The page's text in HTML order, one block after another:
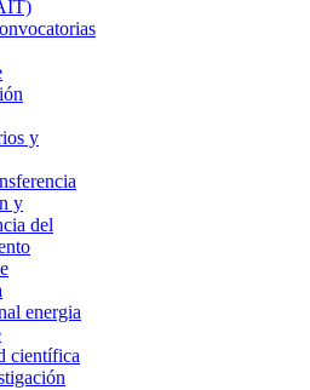
y
y
del
energia
científica